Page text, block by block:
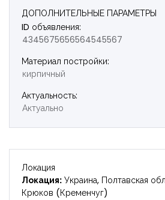
ДОПОЛНИТЕЛЬНЫЕ ПАРАМЕТРЫ
ID объявления:
4345675656564545567
Материал постройки:
кирпичный
Актуальность:
Актуально
Локация
Локация: Украина, Полтавская
Крюков (Кременчуг)